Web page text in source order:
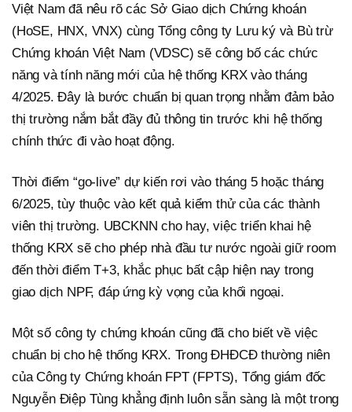
Việt Nam đã nêu rõ các Sở Giao dịch Chứng khoán
(HoSE, HNX, VNX) cùng Tổng công ty Lưu ký và Bù trừ
Chứng khoán Việt Nam (VDSC) sẽ công bố các chức
năng và tính năng mới của hệ thống KRX vào tháng
4/2025. Đây là bước chuẩn bị quan trọng nhằm đảm bảo
thị trường nắm bắt đầy đủ thông tin trước khi hệ thống
chính thức đi vào hoạt động.
Thời điểm “go-live” dự kiến rơi vào tháng 5 hoặc tháng
6/2025, tùy thuộc vào kết quả kiểm thử của các thành
viên thị trường. UBCKNN cho hay, việc triển khai hệ
thống KRX sẽ cho phép nhà đầu tư nước ngoài giữ room
đến thời điểm T+3, khắc phục bất cập hiện nay trong
giao dịch NPF, đáp ứng kỳ vọng của khối ngoại.
Một số công ty chứng khoán cũng đã cho biết về việc
chuẩn bị cho hệ thống KRX. Trong ĐHĐCĐ thường niên
của Công ty Chứng khoán FPT (FPTS), Tổng giám đốc
Nguyễn Điệp Tùng khẳng định luôn sẵn sàng là một trong